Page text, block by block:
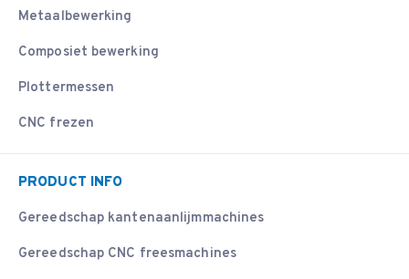
Metaalbewerking
Composiet bewerking
Plottermessen
CNC frezen
PRODUCT INFO
Gereedschap kantenaanlijmmachines
Gereedschap CNC freesmachines